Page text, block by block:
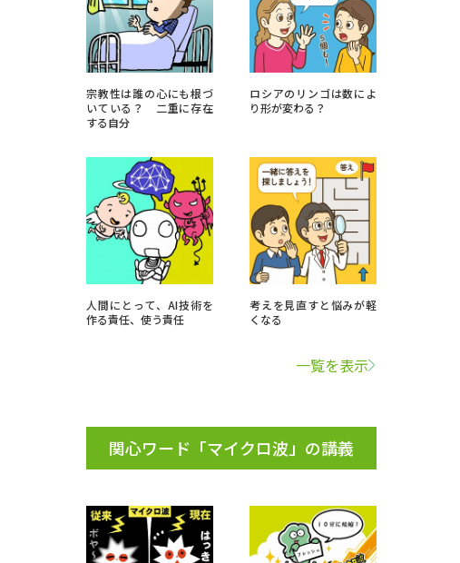
留学・進学関連、塾・予備校
慮案内」の請求
高等学校卒業程度認定試験
校教員資格認定試験
大学検索
調べる
集ページ（高3生用）
生用）
宗教性は誰の心にも根づ
いている？ 二重に存在
する自分
ロシアのリンゴは数によ
り形が変わる？
人間にとって、AI技術を
作る責任、使う責任
考えを見直すと悩みが軽
くなる
一覧を表示
関心ワード「マイクロ波」の講義